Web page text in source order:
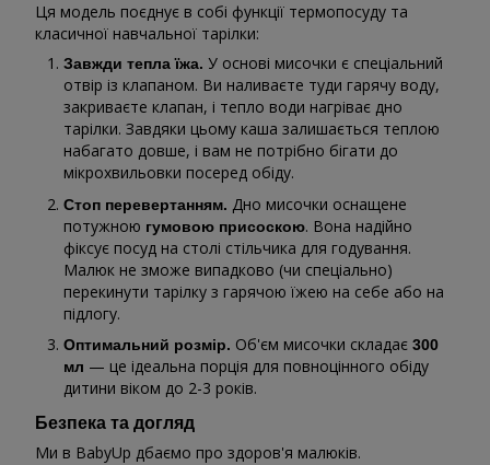
Ця модель поєднує в собі функції термопосуду та
класичної навчальної тарілки:
Завжди тепла їжа. У основі мисочки є спеціальний
отвір із клапаном. Ви наливаєте туди гарячу воду,
закриваєте клапан, і тепло води нагріває дно
тарілки. Завдяки цьому каша залишається теплою
набагато довше, і вам не потрібно бігати до
мікрохвильовки посеред обіду.
Стоп перевертанням. Дно мисочки оснащене
потужною гумовою присоскою. Вона надійно
фіксує посуд на столі стільчика для годування.
Малюк не зможе випадково (чи спеціально)
перекинути тарілку з гарячою їжею на себе або на
підлогу.
Оптимальний розмір. Об'єм мисочки складає 300
мл — це ідеальна порція для повноцінного обіду
дитини віком до 2-3 років.
Безпека та догляд
Ми в BabyUp дбаємо про здоров'я малюків.